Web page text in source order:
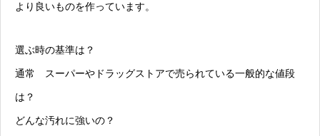
より良いものを作っています。
選ぶ時の基準は？
通常 スーパーやドラッグストアで売られている一般的な値段
は？
どんな汚れに強いの？